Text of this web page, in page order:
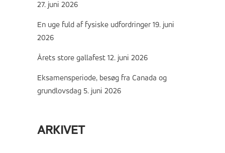
27. juni 2026
En uge fuld af fysiske udfordringer 19. juni
2026
Årets store gallafest 12. juni 2026
Eksamensperiode, besøg fra Canada og
grundlovsdag 5. juni 2026
ARKIVET